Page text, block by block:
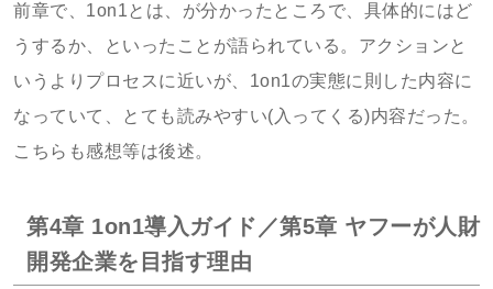
前章で、1on1とは、が分かったところで、具体的にはど
うするか、といったことが語られている。アクションと
いうよりプロセスに近いが、1on1の実態に則した内容に
なっていて、とても読みやすい(入ってくる)内容だった。
こちらも感想等は後述。
第4章 1on1導入ガイド／第5章 ヤフーが人財
開発企業を目指す理由